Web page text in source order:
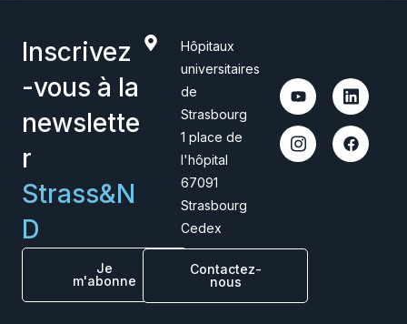
Inscrivez
-vous à la
newslette
r
Strass&N
D
Je
m'abonne
Hôpitaux
universitaires
de
Strasbourg
1 place de
l'hôpital
67091
Strasbourg
Cedex
Contactez-
nous